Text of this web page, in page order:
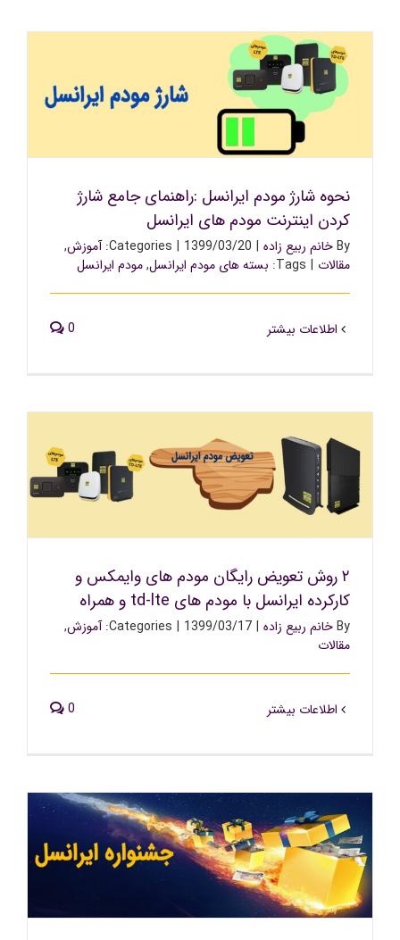
نحوه شارژ مودم ایرانسل :راهنمای جامع شارژ کردن اینترنت
مودم های ایرانسل
نحوه شارژ مودم ایرانسل :راهنمای جامع شارژ
کردن اینترنت مودم های ایرانسل
Byخانم ربیع زاده |
1399/03/20
|
Categories: آموزش,
مقالات |
Tags: بسته های مودم ایرانسل,مودم ایرانسل
اطلاعات بیشتر 0
۲ روش تعویض رایگان مودم های وایمکس و کارکرده ایرانسل
با مودم های td-lte و همراه
۲ روش تعویض رایگان مودم های وایمکس و
کارکرده ایرانسل با مودم های td-lte و همراه
Byخانم ربیع زاده |
1399/03/17
|
Categories: آموزش,
مقالات
اطلاعات بیشتر 0
جشنواره ایرانسل در سال ۹۹ را از دست ندهید.هدایای جذاب و
باور نکردنی!